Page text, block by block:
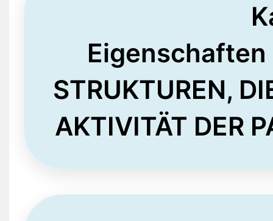
Eigenschaften
STRUKTUREN,
AKTIVITÄT DER